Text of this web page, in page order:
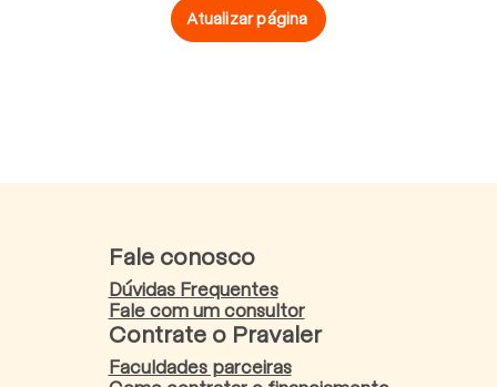
Atualizar página
Fale conosco
Dúvidas Frequentes
Fale com um consultor
Contrate o Pravaler
Faculdades parceiras